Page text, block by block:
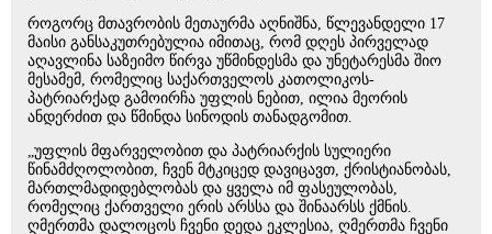
როგორც მთავრობის მეთაურმა აღნიშნა, წლევანდელი 17
მაისი განსაკუთრებულია იმითაც, რომ დღეს პირველად
აღავლინა საზეიმო წირვა უწმინდესმა და უნეტარესმა შიო
მესამემ, რომელიც საქართველოს კათოლიკოს-
პატრიარქად გამოირჩა უფლის ნებით, ილია მეორის
ანდერძით და წმინდა სინოდის თანადგომით.
„უფლის მფარველობით და პატრიარქის სულიერი
წინამძღოლობით, ჩვენ მტკიცედ დავიცავთ, ქრისტიანობას,
მართლმადიდებლობას და ყველა იმ ფასეულობას,
რომელიც ქართველი ერის არსსა და შინაარსს ქმნის.
ღმერთმა დალოცოს ჩვენი დედა ეკლესია, ღმერთმა ჩვენი